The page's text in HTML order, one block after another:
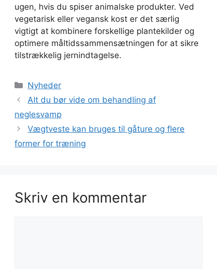
ugen, hvis du spiser animalske produkter. Ved
vegetarisk eller vegansk kost er det særlig
vigtigt at kombinere forskellige plantekilder og
optimere måltidssammensætningen for at sikre
tilstrækkelig jernindtagelse.
Kategorier
Nyheder
Alt du bør vide om behandling af
neglesvamp
Vægtveste kan bruges til gåture og flere
former for træning
Skriv en kommentar